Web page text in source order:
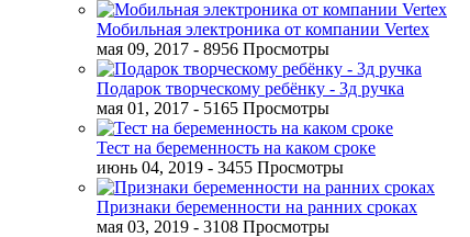
Мобильная электроника от компании Vertex
мая 09, 2017 - 8956 Просмотры
Подарок творческому ребёнку - 3д ручка
мая 01, 2017 - 5165 Просмотры
Тест на беременность на каком сроке
июнь 04, 2019 - 3455 Просмотры
Признаки беременности на ранних сроках
мая 03, 2019 - 3108 Просмотры